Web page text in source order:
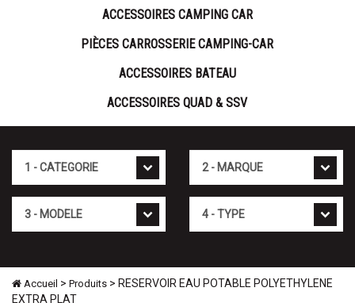
ACCESSOIRES CAMPING CAR
PIÈCES CARROSSERIE CAMPING-CAR
ACCESSOIRES BATEAU
ACCESSOIRES QUAD & SSV
Accueil > Produits > RESERVOIR EAU POTABLE POLYETHYLENE
EXTRA PLAT